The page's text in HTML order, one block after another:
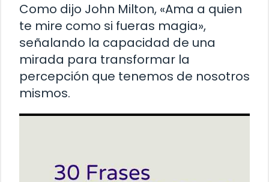
Como dijo John Milton, «Ama a quien
te mire como si fueras magia»,
señalando la capacidad de una
mirada para transformar la
percepción que tenemos de nosotros
mismos.